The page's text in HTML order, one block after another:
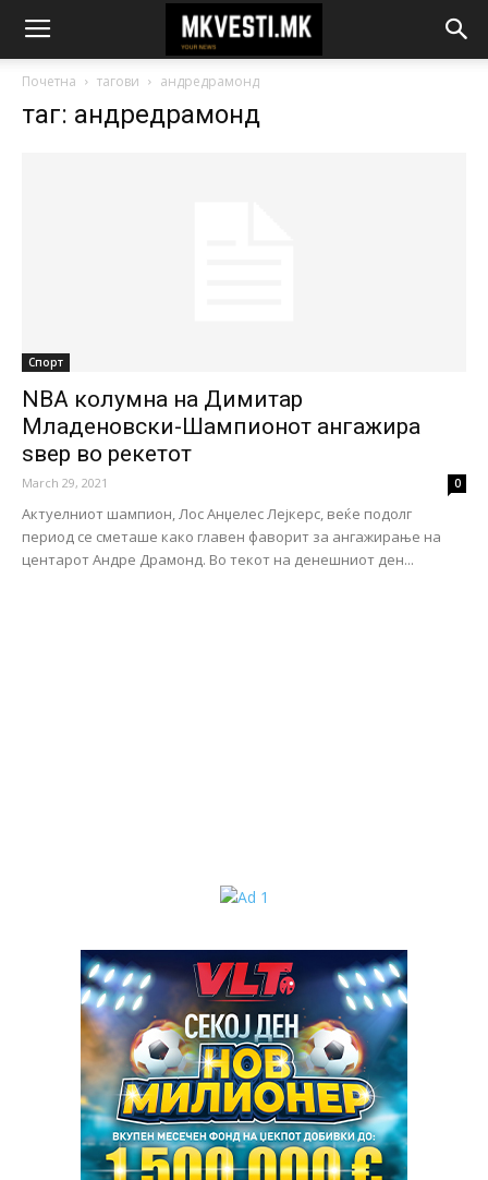
Почетна тагови андредрамонд
таг: андредрамонд
Спорт
NBA колумна на Димитар
Младеновски-Шампионот ангажира
ѕвер во рекетот
March 29, 2021 0
Актуелниот шампион, Лос Анџелес Лејкерс, веќе подолг
период се сметаше како главен фаворит за ангажирање на
центарот Андре Драмонд. Во текот на денешниот ден...